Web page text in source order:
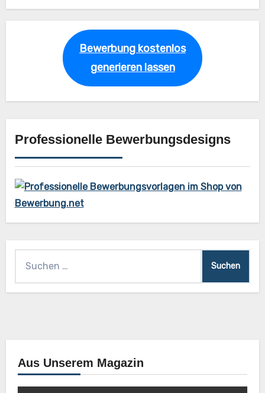
Bewerbung kostenlos
generieren lassen
Professionelle Bewerbungsdesigns
nach:
Aus Unserem Magazin